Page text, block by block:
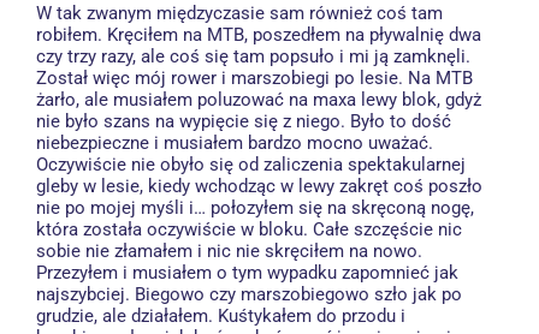
W tak zwanym międzyczasie sam również coś tam
robiłem. Kręciłem na MTB, poszedłem na pływalnię dwa
czy trzy razy, ale coś się tam popsuło i mi ją zamknęli.
Został więc mój rower i marszobiegi po lesie. Na MTB
żarło, ale musiałem poluzować na maxa lewy blok, gdyż
nie było szans na wypięcie się z niego. Było to dość
niebezpieczne i musiałem bardzo mocno uważać.
Oczywiście nie obyło się od zaliczenia spektakularnej
gleby w lesie, kiedy wchodząc w lewy zakręt coś poszło
nie po mojej myśli i… połozyłem się na skręconą nogę,
która została oczywiście w bloku. Całe szczęście nic
sobie nie złamałem i nic nie skręciłem na nowo.
Przezyłem i musiałem o tym wypadku zapomnieć jak
najszybciej. Biegowo czy marszobiegowo szło jak po
grudzie, ale działałem. Kuśtykałem do przodu i